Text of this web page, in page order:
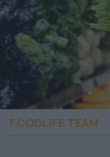
FOODLIFE TEAM